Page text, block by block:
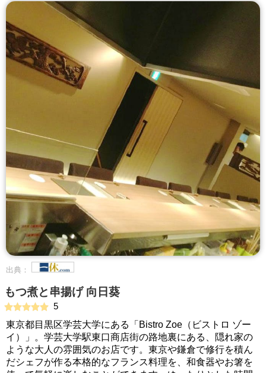
出典：
もつ煮と串揚げ 向日葵
5
東京都目黒区学芸大学にある「Bistro Zoe（ビストロ ゾー
イ）」。学芸大学駅東口商店街の路地裏にある、隠れ家の
ような大人の雰囲気のお店です。東京や鎌倉で修行を積ん
だシェフが作る本格的なフランス料理を、和食器やお箸を